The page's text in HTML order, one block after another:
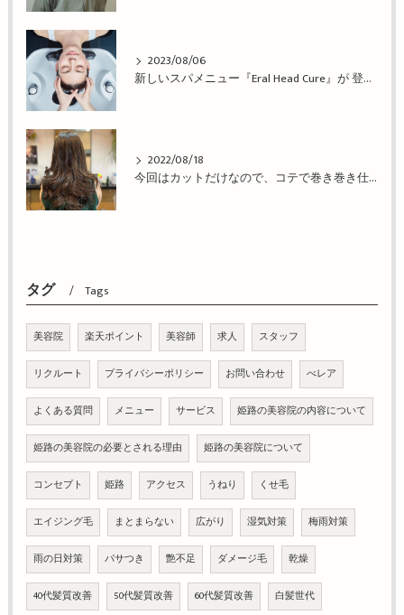
2023/08/06
新しいスパメニュー『Eral Head Cure』が 登場！姫路市の美容院BEREA(ベレア)はお客様のキレイを叶える美容室／ヘアサロン
2022/08/18
今回はカットだけなので、コテで巻き巻き仕上げ！姫路市の美容院BEREA(ベレア)はお客様のキレイを叶える美容室／ヘアサロン
タグ Tags
美容院 楽天ポイント 美容師 求人 スタッフ
リクルート プライバシーポリシー お問い合わせ べレア
よくある質問 メニュー サービス 姫路の美容院の内容について
姫路の美容院の必要とされる理由 姫路の美容院について
コンセプト 姫路 アクセス うねり くせ毛
エイジング毛 まとまらない 広がり 湿気対策 梅雨対策
雨の日対策 パサつき 艶不足 ダメージ毛 乾燥
40代髪質改善 50代髪質改善 60代髪質改善 白髪世代